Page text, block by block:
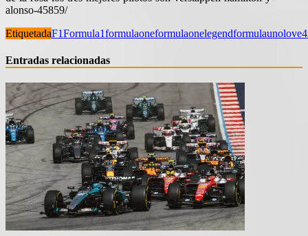
alonso-45859/
EtiquetadaF1Formula1formulaoneformulaonelegendformulauno
Entradas relacionadas